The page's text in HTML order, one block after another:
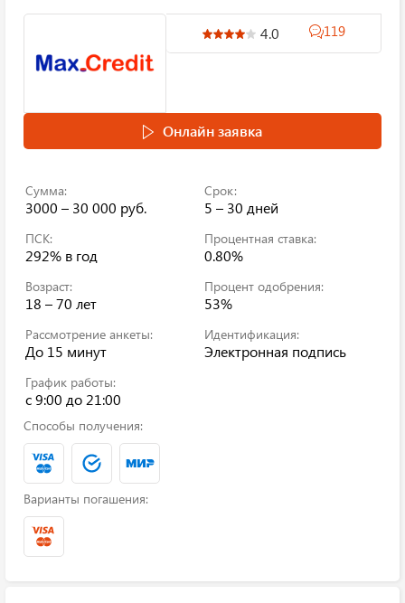
4.0 119
Онлайн заявка
Сумма:
3000 – 30 000 руб.
Срок:
5 – 30 дней
ПСК:
292% в год
Процентная ставка:
0.80%
Возраст:
18 – 70 лет
Процент одобрения:
53%
Рассмотрение анкеты:
До 15 минут
Идентификация:
Электронная подпись
График работы:
c 9:00 до 21:00
Способы получения:
Варианты погашения: